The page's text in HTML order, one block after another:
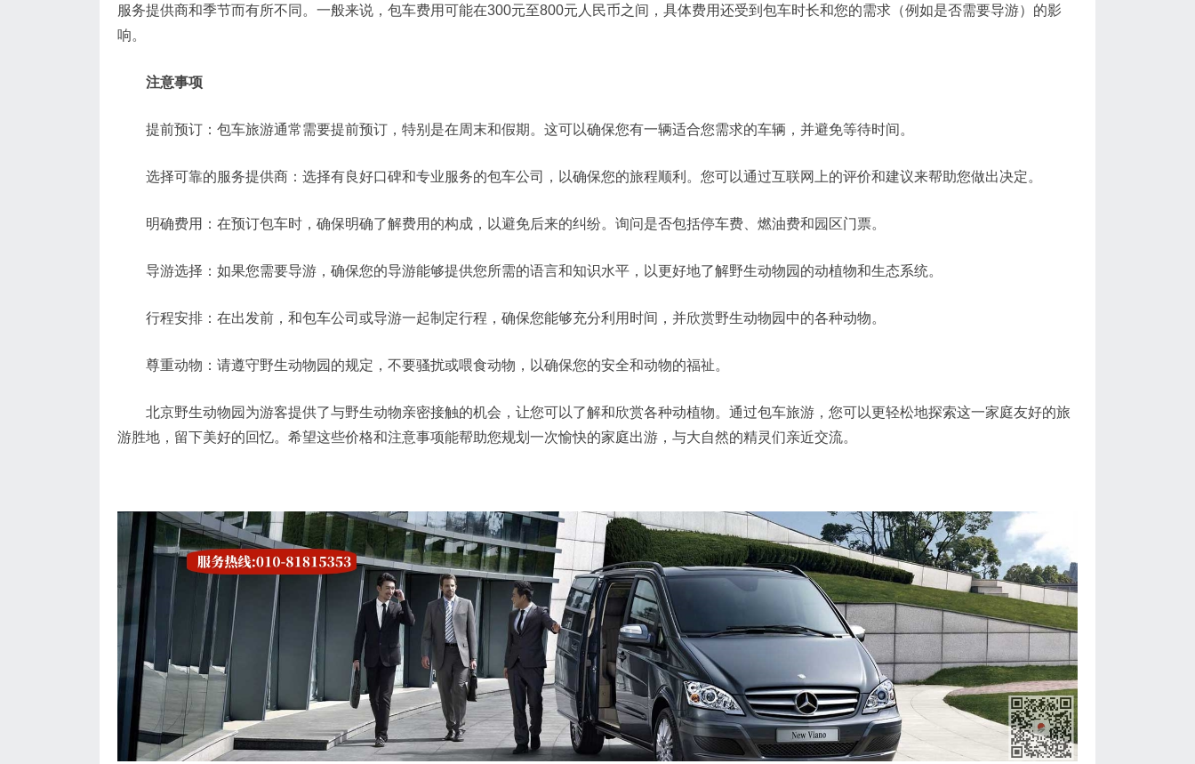
服务提供商和季节而有所不同。一般来说，包车费用可能在300元至800元人民币之间，具体费用还受到包车时长和您的需求（例如是否需要导游）的影
响。
注意事项
提前预订：包车旅游通常需要提前预订，特别是在周末和假期。这可以确保您有一辆适合您需求的车辆，并避免等待时间。
选择可靠的服务提供商：选择有良好口碑和专业服务的包车公司，以确保您的旅程顺利。您可以通过互联网上的评价和建议来帮助您做出决定。
明确费用：在预订包车时，确保明确了解费用的构成，以避免后来的纠纷。询问是否包括停车费、燃油费和园区门票。
导游选择：如果您需要导游，确保您的导游能够提供您所需的语言和知识水平，以更好地了解野生动物园的动植物和生态系统。
行程安排：在出发前，和包车公司或导游一起制定行程，确保您能够充分利用时间，并欣赏野生动物园中的各种动物。
尊重动物：请遵守野生动物园的规定，不要骚扰或喂食动物，以确保您的安全和动物的福祉。
北京野生动物园为游客提供了与野生动物亲密接触的机会，让您可以了解和欣赏各种动植物。通过包车旅游，您可以更轻松地探索这一家庭友好的旅
游胜地，留下美好的回忆。希望这些价格和注意事项能帮助您规划一次愉快的家庭出游，与大自然的精灵们亲近交流。